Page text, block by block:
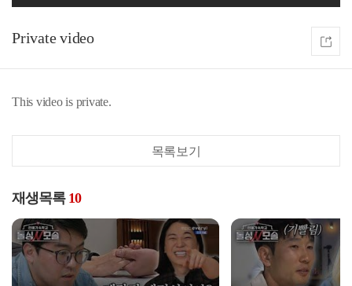
Private video
This video is private.
목록보기
재생목록 10